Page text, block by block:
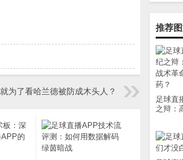
推荐
足球直
之辩：
为了看哈兰德被防成木头人？